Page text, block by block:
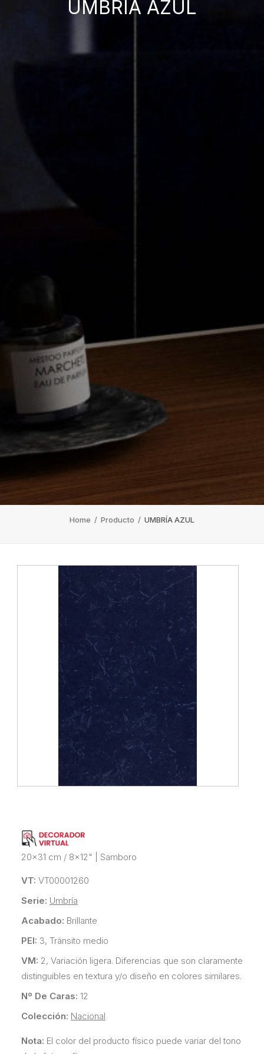
UMBRÍA AZUL
Home / Producto / UMBRÍA AZUL
20x31 cm / 8x12" Samboro
VT: VT00001260
Serie: Umbría
Acabado: Brillante
PEI: 3, Tránsito medio
VM: 2, Variación ligera. Diferencias que son claramente
distinguibles en textura y/o diseño en colores similares.
Nº De Caras: 12
Colección: Nacional
Nota: El color del producto físico puede variar del tono